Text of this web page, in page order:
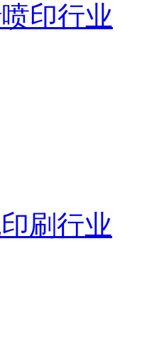
印行业
刷行业